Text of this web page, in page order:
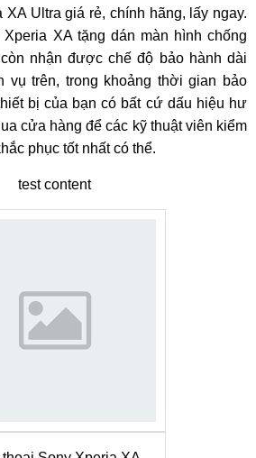
Ultra giá rẻ, chính hãng, lấy ngay.
XA tặng dán màn hình chống
nhận được chế độ bảo hành dài
vụ trên, trong khoảng thời gian bảo
bị của bạn có bất cứ dấu hiệu hư
cửa hàng để các kỹ thuật viên kiểm
phục tốt nhất có thể.
test content